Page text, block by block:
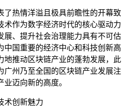
了热情洋溢且极具前瞻性的开幕致
术作为数字经济时代的核心驱动力
展、提升社会治理能力具有不可估
中国重要的经济中心和科技创新高
地推动区块链产业的蓬勃发展，此
广州乃至全国的区块链产业发展注
迈向新的高度。
术创新魅力